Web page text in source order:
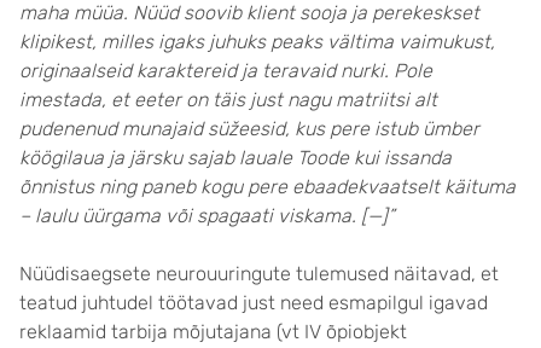
maha müüa. Nüüd soovib klient sooja ja perekeskset
klipikest, milles igaks juhuks peaks vältima vaimukust,
originaalseid karaktereid ja teravaid nurki. Pole
imestada, et eeter on täis just nagu matriitsi alt
pudenenud munajaid süžeesid, kus pere istub ümber
köögilaua ja järsku sajab lauale Toode kui issanda
õnnistus ning paneb kogu pere ebaadekvaatselt käituma
– laulu üürgama või spagaati viskama. [—]”
Nüüdisaegsete neurouuringute tulemused näitavad, et
teatud juhtudel töötavad just need esmapilgul igavad
reklaamid tarbija mõjutajana (vt IV õpiobjekt